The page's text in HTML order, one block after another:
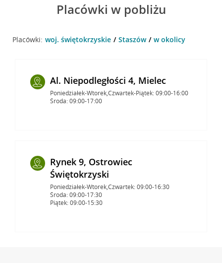
Placówki w pobliżu
Placówki: woj. świętokrzyskie Staszów w okolicy
Al. Niepodległości 4, Mielec
Poniedziałek-Wtorek,Czwartek-Piątek: 09:00-16:00
Środa: 09:00-17:00
Rynek 9, Ostrowiec
Świętokrzyski
Poniedziałek-Wtorek,Czwartek: 09:00-16:30
Środa: 09:00-17:30
Piątek: 09:00-15:30